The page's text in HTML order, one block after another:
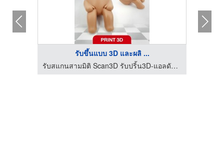
รับขึ้นแบบ 3D และผลิ ...
รับสแกนสามมิติ Scan3D รับปริ้น3D-แอลดับบลิวเอ็น ทรีดี